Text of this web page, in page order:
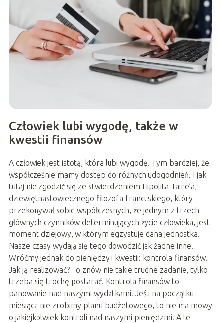
Człowiek lubi wygodę, także w
kwestii finansów
A człowiek jest istotą, która lubi wygodę. Tym bardziej, że
współcześnie mamy dostęp do różnych udogodnień. I jak
tutaj nie zgodzić się ze stwierdzeniem Hipolita Taine’a,
dziewiętnastowiecznego filozofa francuskiego, który
przekonywał sobie współczesnych, że jednym z trzech
głównych czynników determinujących życie człowieka, jest
moment dziejowy, w którym egzystuje dana jednostka.
Nasze czasy wydają się tego dowodzić jak żadne inne.
Wróćmy jednak do pieniędzy i kwestii: kontrola finansów.
Jak ją realizować? To znów nie takie trudne zadanie, tylko
trzeba się trochę postarać. Kontrola finansów to
panowanie nad naszymi wydatkami. Jeśli na początku
miesiąca nie zrobimy planu budżetowego, to nie ma mowy
o jakiejkolwiek kontroli nad naszymi pieniędzmi. A te